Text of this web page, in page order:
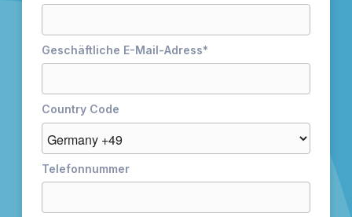
Geschäftliche E-Mail-Adress*
Country Code
Telefonnummer